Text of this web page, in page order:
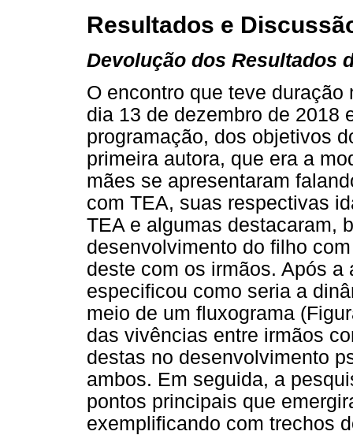
Resultados e
Devolução dos Resultados
O encontro que teve
dia 13 de dezembro de 2018
programação, dos objetivos
primeira autora, que era a
mães se apresentaram
com TEA, suas respectivas
TEA e algumas destacaram,
desenvolvimento do filho
deste com os irmãos. Após
especificou como seria a
meio de um fluxograma
das vivências entre irmãos
destas no desenvolvimento
ambos. Em seguida, a
pontos principais que
exemplificando com trechos